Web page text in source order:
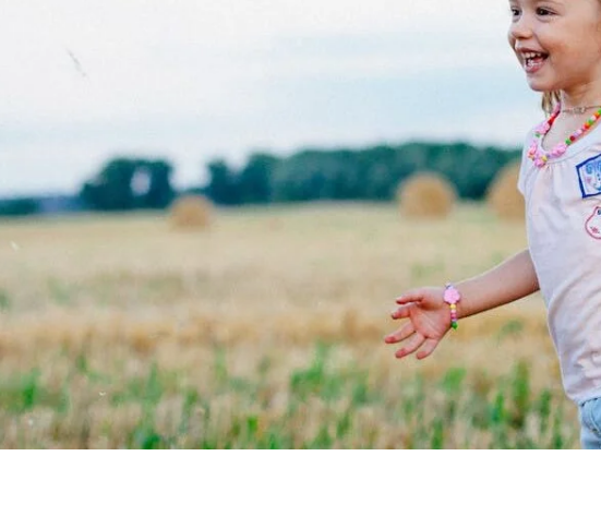
POZOSTAŁE SPRAWY RODZINNE